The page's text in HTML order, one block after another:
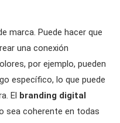
marca. Puede hacer que
una conexión
por ejemplo, pueden
específico, lo que puede
El branding digital
sea coherente en todas